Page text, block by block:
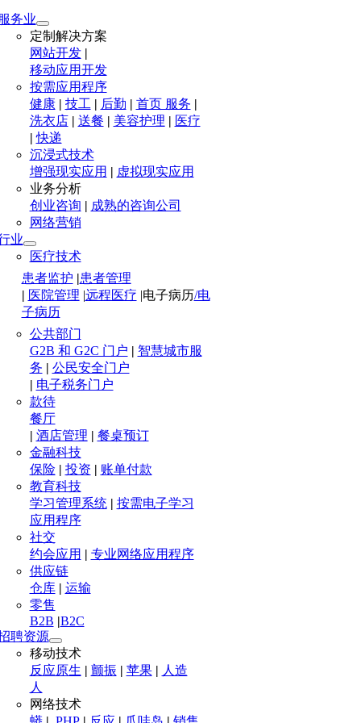
务业
定制解决方案
网站开发|
移动应用开发
按需应用程序
健康| 技工| 后勤 | 首页 服务 |
洗衣店 | 送餐 | 美容护理 | 医疗
|快递
沉浸式技术
增强现实应用 | 虚拟现实应用
业务分析
创业咨询 | 成熟的咨询公司
网络营销
业
医疗技术
患者监护 |患者管理
| 医院管理 |远程医疗 |电子病历/电
子病历
公共部门
G2B 和 G2C 门户 | 智慧城市服
务 | 公民安全门户
| 电子税务门户
款待
餐厅
| 酒店管理 | 餐桌预订
金融科技
保险| 投资 | 账单付款
教育科技
学习管理系统 | 按需电子学习
应用程序
社交
约会应用 | 专业网络应用程序
供应链
仓库| 运输
零售
B2B |B2C
聘资源
移动技术
反应原生 | 颤振 | 苹果| 人造
人
网络技术